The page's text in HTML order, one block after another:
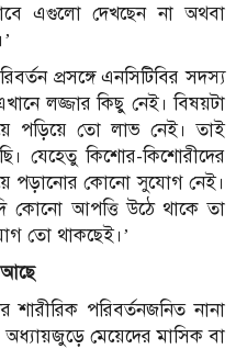
এগুলো দেখছেন না অথবা
প্রসঙ্গে এনসিটিবির সদস্য
লজ্জার কিছু নেই। বিষয়টা
পড়িয়ে তো লাভ নেই। তাই
যেহেতু কিশোর-কিশোরীদের
পড়ানোর কোনো সুযোগ নেই।
কোনো আপত্তি উঠে থাকে তা
তো থাকছেই।’
আছে
পরিবর্তনজনিত নানা
মেয়েদের মাসিক বা